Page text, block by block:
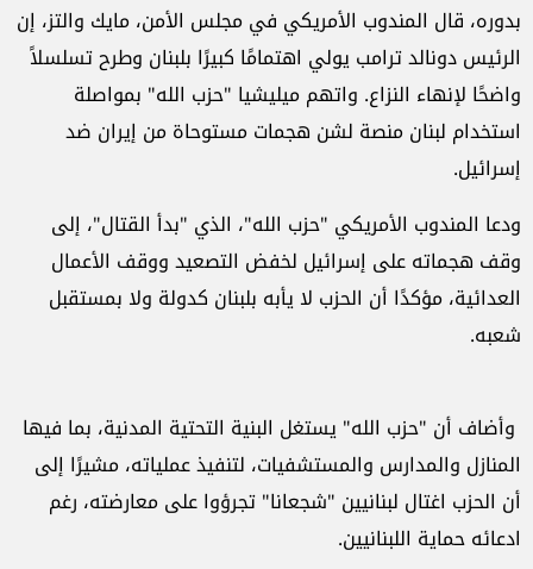
بدوره، قال المندوب الأمريكي في مجلس الأمن، مايك والتز، إن
الرئيس دونالد ترامب يولي اهتمامًا كبيرًا بلبنان وطرح تسلسلاً
واضحًا لإنهاء النزاع. واتهم ميليشيا "حزب الله" بمواصلة
استخدام لبنان منصة لشن هجمات مستوحاة من إيران ضد
إسرائيل.
ودعا المندوب الأمريكي "حزب الله"، الذي "بدأ القتال"، إلى
وقف هجماته على إسرائيل لخفض التصعيد ووقف الأعمال
العدائية، مؤكدًا أن الحزب لا يأبه بلبنان كدولة ولا بمستقبل
شعبه.
وأضاف أن "حزب الله" يستغل البنية التحتية المدنية، بما فيها
المنازل والمدارس والمستشفيات، لتنفيذ عملياته، مشيرًا إلى
أن الحزب اغتال لبنانيين "شجعانا" تجرؤوا على معارضته، رغم
ادعائه حماية اللبنانيين.